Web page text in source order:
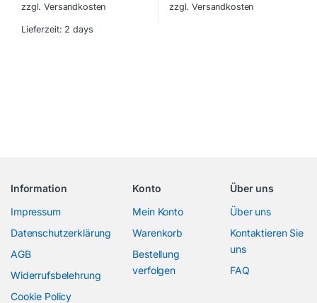
zzgl. Versandkosten
Lieferzeit: 2 days
zzgl. Versandkosten
Information
Impressum
Datenschutzerklärung
AGB
Widerrufsbelehrung
Cookie Policy
Konto
Mein Konto
Warenkorb
Bestellung
verfolgen
Über uns
Über uns
Kontaktieren Sie
uns
FAQ